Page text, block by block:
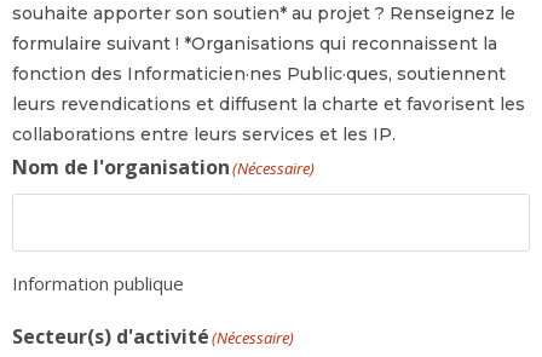
souhaite apporter son soutien* au projet ? Renseignez le
formulaire suivant ! *Organisations qui reconnaissent la
fonction des Informaticien·nes Public·ques, soutiennent
leurs revendications et diffusent la charte et favorisent les
collaborations entre leurs services et les IP.
Nom de l'organisation(Nécessaire)
Information publique
Secteur(s) d'activité(Nécessaire)